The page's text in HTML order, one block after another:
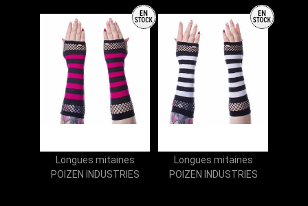
Longues mitaines
POIZEN INDUSTRIES
Longues mitaines
POIZEN INDUSTRIES